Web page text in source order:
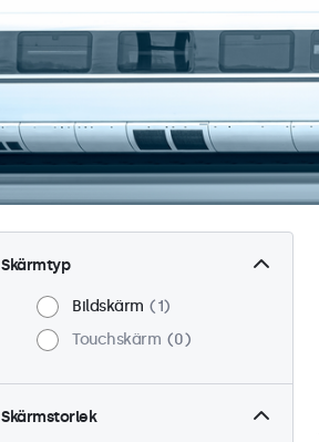
Skärmtyp
Bildskärm
1
Touchskärm
0
Skärmstorlek